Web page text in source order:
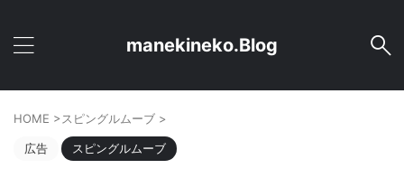
manekineko.Blog
HOME >スピングルムーブ >
広告 スピングルムーブ